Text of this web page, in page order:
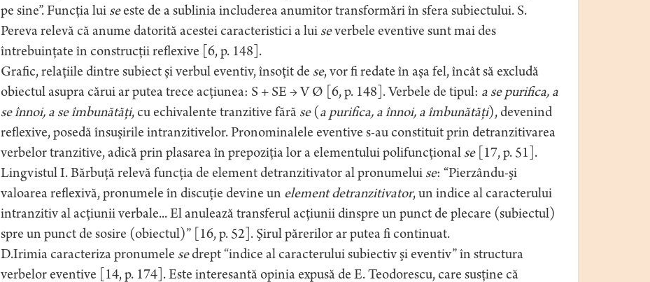
pe sine”. Funcţia lui seeste de a sublinia includerea anumitor transformări în sfera subiectului. S.
Pereva relevă că anume datorită acestei caracteristici a lui severbele eventive sunt mai des
întrebuinţate în construcţii reflexive [6, p. 148].
Grafic, relaţiile dintre subiect şi verbul eventiv, însoţit de se, vor fi redate în aşa fel, încât să excludă
obiectul asupra cărui ar putea trece acţiunea: S + SE → V Ø [6, p. 148]. Verbele de tipul: a se purifica, a
se înnoi, a se îmbunătăţi, cu echivalente tranzitive fără se(a purifica, a înnoi, a îmbunătăţi), devenind
reflexive, posedă însuşirile intranzitivelor. Pronominalele eventive s-au constituit prin detranzitivarea
verbelor tranzitive, adică prin plasarea în prepoziţia lor a elementului polifuncţional se[17, p. 51].
Lingvistul I. Bărbuţă relevă funcţia de element detranzitivator al pronumelui se: “Pierzându-şi
valoarea reflexivă, pronumele în discuţie devine un element detranzitivator, un indice al caracterului
intranzitiv al acţiunii verbale... El anulează transferul acţiunii dinspre un punct de plecare (subiectul)
spre un punct de sosire (obiectul)” [16, p. 52]. Şirul părerilor ar putea fi continuat.
D.Irimia caracteriza pronumele sedrept “indice al caracterului subiectiv şi eventiv” în structura
verbelor eventive [14, p. 174]. Este interesantă opinia expusă de E. Teodorescu, care susţine că